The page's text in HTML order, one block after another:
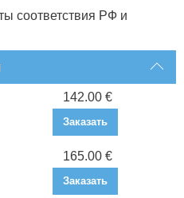
соответствия РФ и
142.00 €
Заказать
165.00 €
Заказать